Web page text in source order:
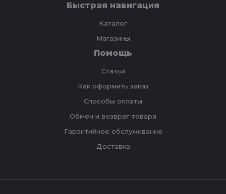
Быстрая навигация
Каталог
Магазины
Помощь
Статьи
Как оформить заказ
Способы оплаты
Обмен и возврат товара
Гарантийное обслуживание
Доставка